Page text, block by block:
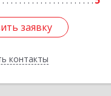
заявку
контакты
заявку